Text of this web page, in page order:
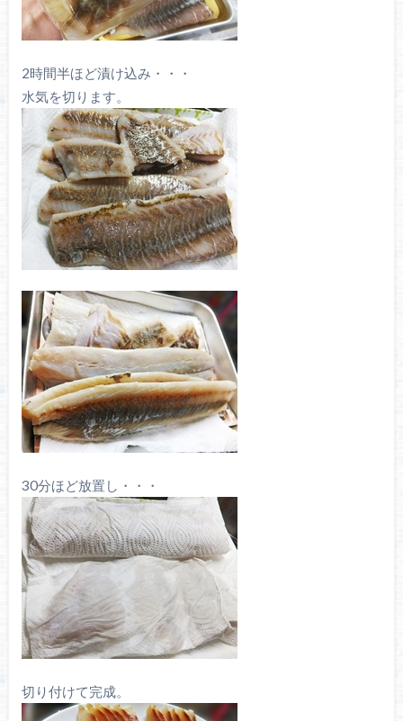
2時間半ほど漬け込み・・・
水気を切ります。
30分ほど放置し・・・
切り付けて完成。